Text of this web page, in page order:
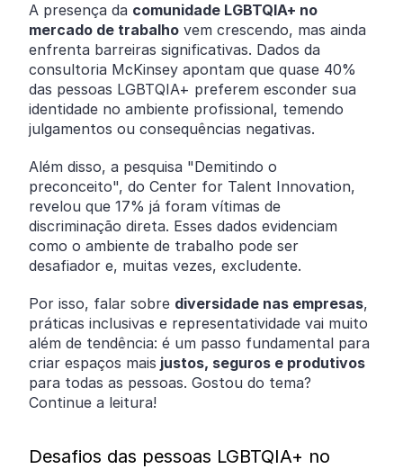
A presença da comunidade LGBTQIA+ no
mercado de trabalho vem crescendo, mas ainda
enfrenta barreiras significativas. Dados da
consultoria McKinsey apontam que quase 40%
das pessoas LGBTQIA+ preferem esconder sua
identidade no ambiente profissional, temendo
julgamentos ou consequências negativas.
Além disso, a pesquisa "Demitindo o
preconceito", do Center for Talent Innovation,
revelou que 17% já foram vítimas de
discriminação direta. Esses dados evidenciam
como o ambiente de trabalho pode ser
desafiador e, muitas vezes, excludente.
Por isso, falar sobre diversidade nas empresas,
práticas inclusivas e representatividade vai muito
além de tendência: é um passo fundamental para
criar espaços mais justos, seguros e produtivos
para todas as pessoas. Gostou do tema?
Continue a leitura!
Desafios das pessoas LGBTQIA+ no